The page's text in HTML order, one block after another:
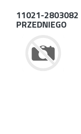
11021-2803082
PRZEDNIEGO